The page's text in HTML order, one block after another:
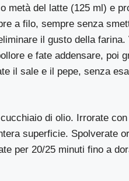
metà del latte (125 ml) e
a filo, sempre senza
il gusto della
e fate addensare, poi
il sale e il pepe, senza
di olio. Irrorate
superficie. Spolverate
per 20/25 minuti fino a